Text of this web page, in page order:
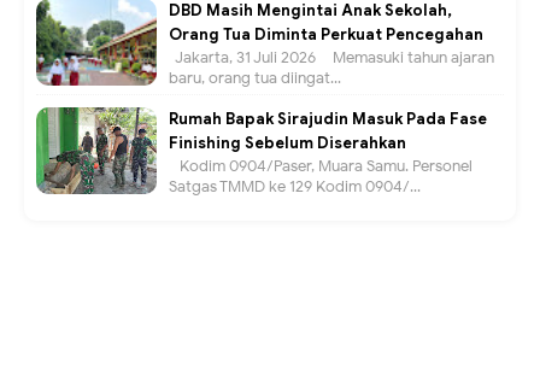
DBD Masih Mengintai Anak Sekolah,
Orang Tua Diminta Perkuat Pencegahan
Jakarta, 31 Juli 2026 – Memasuki tahun ajaran
baru, orang tua diingat...
Rumah Bapak Sirajudin Masuk Pada Fase
Finishing Sebelum Diserahkan
Kodim 0904/Paser, Muara Samu. Personel
Satgas TMMD ke 129 Kodim 0904/...